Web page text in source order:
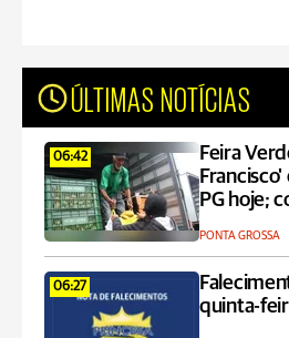
ÚLTIMAS NOTÍCIAS
06:42
Feira
Francisco'
PG hoje;
PONTA GROSSA
06:27
quinta-